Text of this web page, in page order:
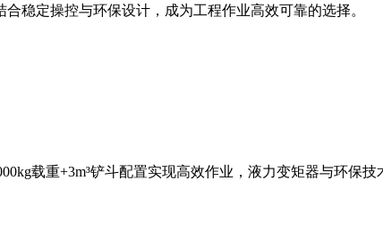
稳定操控与环保设计，成为工程作业高效可靠的选择。
载重+3m³铲斗配置实现高效作业，液力变矩器与环保